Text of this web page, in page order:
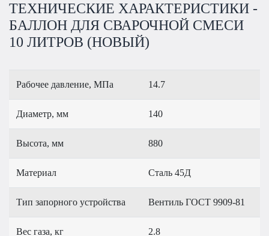
ТЕХНИЧЕСКИЕ ХАРАКТЕРИСТИКИ -
БАЛЛОН ДЛЯ СВАРОЧНОЙ СМЕСИ
10 ЛИТРОВ (НОВЫЙ)
Рабочее давление, МПа 14.7
Диаметр, мм 140
Высота, мм 880
Материал Сталь 45Д
Тип запорного устройства Вентиль ГОСТ 9909-81
Вес газа, кг 2.8